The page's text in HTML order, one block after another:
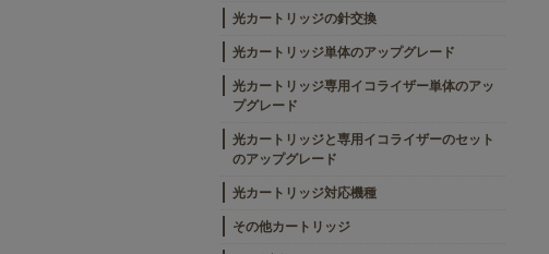
光カートリッジの針交換
光カートリッジ単体のアップグレード
光カートリッジ専用イコライザー単体のアッ
プグレード
光カートリッジと専用イコライザーのセット
のアップグレード
光カートリッジ対応機種
その他カートリッジ